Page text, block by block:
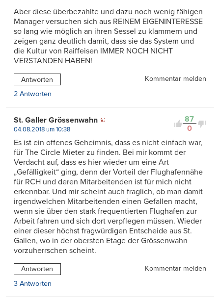
Aber diese überbezahlte und dazu noch wenig fähigen
Manager versuchen sich aus REINEM EIGENINTERESSE
so lang wie möglich an ihren Sessel zu klammern und
zeigen ganz deutlich damit, dass sie das System und
die Kultur von Raiffeisen IMMER NOCH NICHT
VERSTANDEN HABEN!
Antworten
Kommentar melden
2 Antworten
87
0
St. Galler Grössenwahn
04.08.2018 um 10:38
Es ist ein offenes Geheimnis, dass es nicht einfach war,
für The Circle Mieter zu finden. Bei mir kommt der
Verdacht auf, dass es hier wieder um eine Art
„Gefälligkeit“ ging, denn der Vorteil der Flughafennähe
für RCH und deren Mitarbeitenden ist für mich nicht
erkennbar. Und mir scheint auch fraglich, ob man damit
irgendwelchen Mitarbeitenden einen Gefallen macht,
wenn sie über den stark frequentierten Flughafen zur
Arbeit fahren und sich dort verpflegen müssen. Wieder
einer dieser höchst fragwürdigen Entscheide aus St.
Gallen, wo in der obersten Etage der Grössenwahn
vorzuherrschen scheint.
Antworten
Kommentar melden
3 Antworten